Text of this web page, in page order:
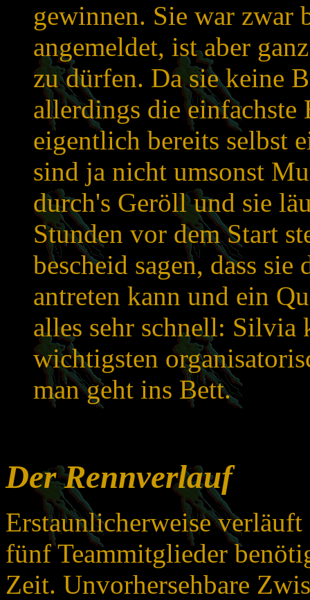
gewinnen. Sie war zwar
angemeldet, ist aber
zu dürfen. Da sie keine
allerdings die
eigentlich bereits selbst
sind ja nicht umsonst
durch's Geröll und sie
Stunden vor dem Start
bescheid sagen, dass
antreten kann und ein
alles sehr schnell:
wichtigsten
man geht ins Bett.
Der Rennverlauf
Erstaunlicherweise
fünf Teammitglieder
Zeit. Unvorhersehbare